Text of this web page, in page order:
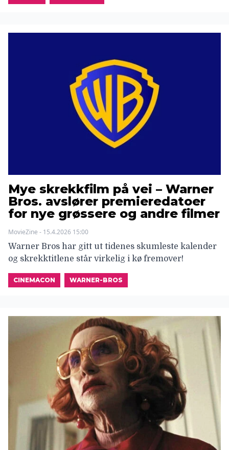
Mye skrekkfilm på vei – Warner
Bros. avslører premieredatoer
for nye grøssere og andre filmer
MovieZine - 15.4.2026 15:00
Warner Bros har gitt ut tidenes skumleste kalender
og skrekktitlene står virkelig i kø fremover!
CINEMACON WARNER-BROS